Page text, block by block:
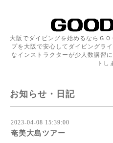
大阪でダイビングを始めるならＧ
プを大阪で安心してダイビングラ
なインストラクターが少人数講習
トし
お知らせ・日記
2023-04-08 15:39:00
奄美大島ツアー